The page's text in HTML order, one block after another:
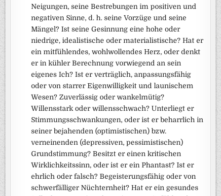
Neigungen, seine Bestrebungen im positiven und
negativen Sinne, d. h. seine Vorzüge und seine
Mängel? Ist seine Gesinnung eine hohe oder
niedrige, idealistische oder materialistische? Hat er
ein mitfühlendes, wohlwollendes Herz, oder denkt
er in kühler Berechnung vorwiegend an sein
eigenes Ich? Ist er verträglich, anpassungsfähig
oder von starrer Eigenwilligkeit und launischem
Wesen? Zuverlässig oder wankelmütig?
Willensstark oder willensschwach? Unterliegt er
Stimmungsschwankungen, oder ist er beharrlich in
seiner bejahenden (optimistischen) bzw.
verneinenden (depressiven, pessimistischen)
Grundstimmung? Besitzt er einen kritischen
Wirklichkeitssinn, oder ist er ein Phantast? Ist er
ehrlich oder falsch? Begeisterungsfähig oder von
schwerfälliger Nüchternheit? Hat er ein gesundes